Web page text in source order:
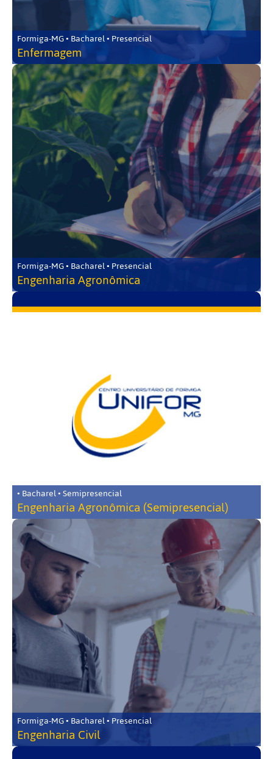
Formiga-MG • Bacharel • Presencial
Enfermagem
Formiga-MG • Bacharel • Presencial
Engenharia Agronômica
• Bacharel • Semipresencial
Engenharia Agronômica (Semipresencial)
Formiga-MG • Bacharel • Presencial
Engenharia Civil